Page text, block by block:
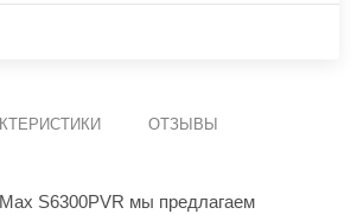
ОТЗЫВЫ
S6300PVR мы предлагаем